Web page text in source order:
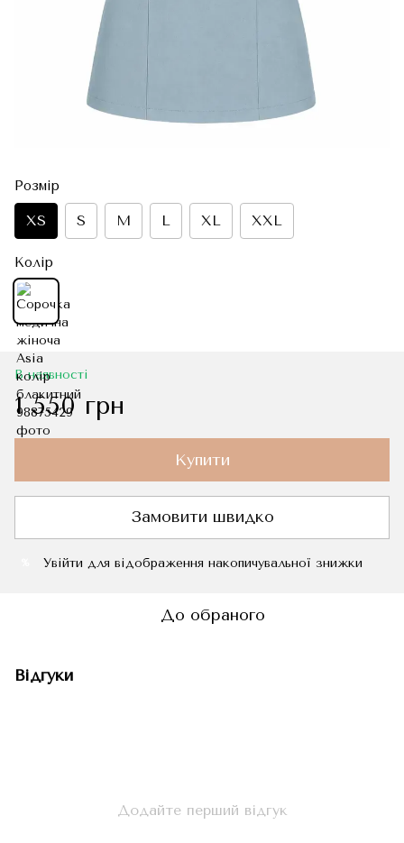
Розмір
XS S M L XL XXL
Колір
В наявності
1 550 грн
Купити
Замовити швидко
Увійти для відображення накопичувальної знижки
До обраного
Відгуки
Додайте перший відгук